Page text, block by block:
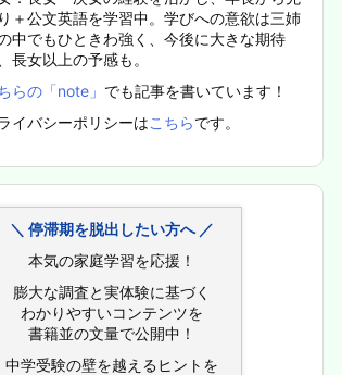
＋公文英語を学習中。学びへの意欲は三姉
中でもひときわ強く、今後に大きな期待
長女以上の予感も。
らの「note」 でも記事を書いています！
イバシーポリシーはこちらです。
＼ 停滞期を脱出したい方へ ／
本気の家庭学習を応援！
膨大な調査と実体験に基づく
わかりやすいコンテンツを
書籍並の文量で公開中！
中学受験の壁を越えるヒントを